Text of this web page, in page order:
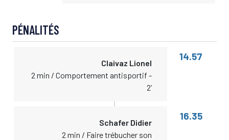
PÉNALITÉS
Claivaz Lionel
2 min / Comportement antisportif -
2‘
14.57
Schafer Didier
2 min / Faire trébucher son
16.35